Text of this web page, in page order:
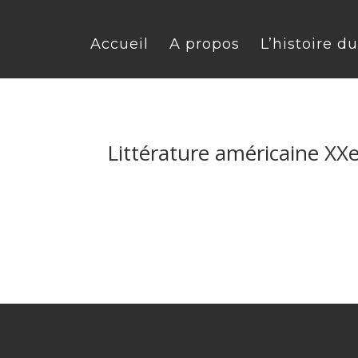
Accueil A propos L’histoire
Littérature américaine